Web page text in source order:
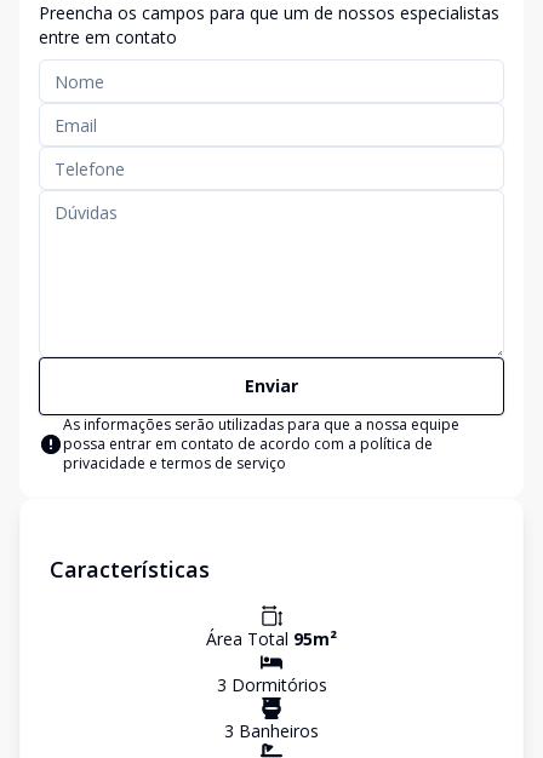
Preencha os campos para que um de nossos especialistas
entre em contato
Enviar
As informações serão utilizadas para que a nossa equipe
possa entrar em contato de acordo com a política de
privacidade e termos de serviço
Características
Área Total 95m²
3 Dormitórios
3 Banheiros